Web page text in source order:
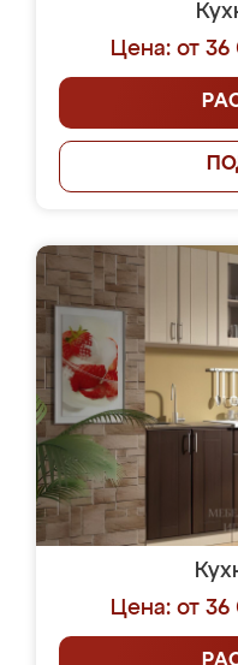
Цена: от
Цена: от